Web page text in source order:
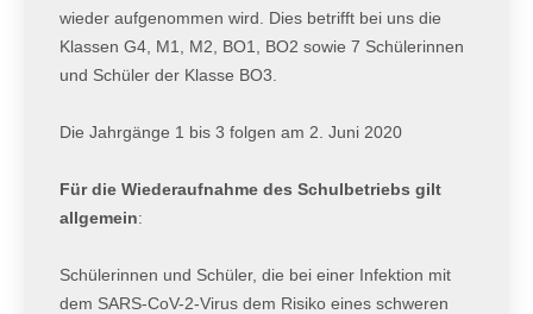
wieder aufgenommen wird. Dies betrifft bei uns die
Klassen G4, M1, M2, BO1, BO2 sowie 7 Schülerinnen
und Schüler der Klasse BO3.
Die Jahrgänge 1 bis 3 folgen am 2. Juni 2020
Für die Wiederaufnahme des Schulbetriebs gilt
allgemein:
Schülerinnen und Schüler, die bei einer Infektion mit
dem SARS-CoV-2-Virus dem Risiko eines schweren